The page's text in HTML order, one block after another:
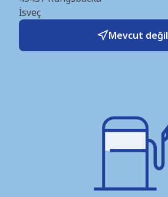
İsveç
Mevcut değil